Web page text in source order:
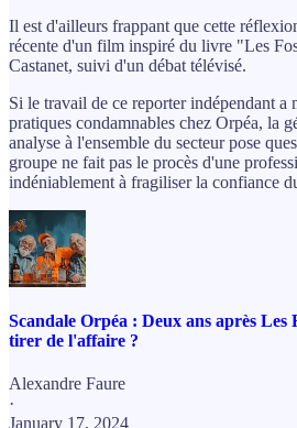
Il est d'ailleurs frappant que cette
récente d'un film inspiré du livre "Les
Castanet, suivi d'un débat télévisé.
Si le travail de ce reporter indépendant a
pratiques condamnables chez Orpéa, la
analyse à l'ensemble du secteur pose
groupe ne fait pas le procès d'une
indéniablement à fragiliser la confiance
Scandale Orpéa : Deux ans après Les
tirer de l'affaire ?
Alexandre Faure
·
January 17, 2024